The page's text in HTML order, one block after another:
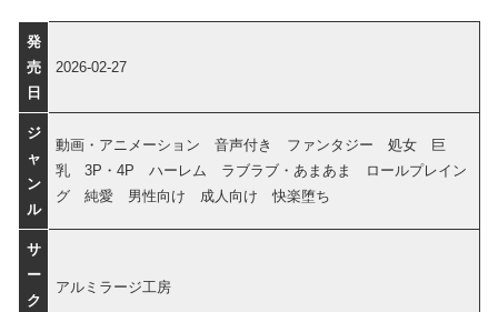
発
売
日
2026-02-27
ジ
ャ
ン
ル
動画・アニメーション 音声付き ファンタジー 処女 巨
乳 3P・4P ハーレム ラブラブ・あまあま ロールプレイン
グ 純愛 男性向け 成人向け 快楽堕ち
サ
ー
ク
アルミラージ工房